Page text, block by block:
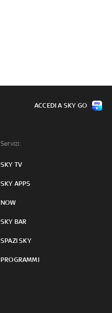
Servizi:
SKY TV
SKY APPS
NOW
SKY BAR
SPAZI SKY
PROGRAMMI
ACCEDI A SKY GO